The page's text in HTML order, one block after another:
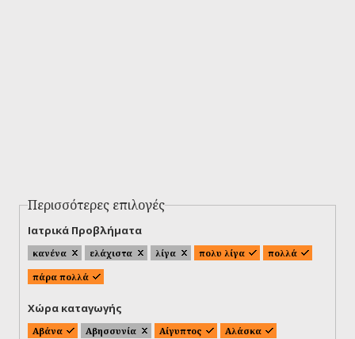
Περισσότερες επιλογές
Ιατρικά Προβλήματα
κανένα ελάχιστα λίγα πολυ λίγα
πολλά
πάρα πολλά
Χώρα καταγωγής
Αβάνα Αβησσυνία Αίγυπτος
Αλάσκα